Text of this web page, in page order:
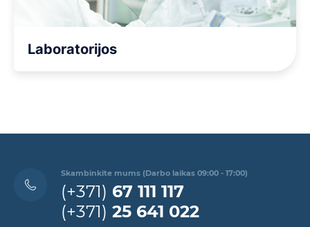
Laboratorijos
Skambinkite mums (Darbo laikas 09:00 - 17:00)
(+371) 67 111 117
(+371) 25 641 022